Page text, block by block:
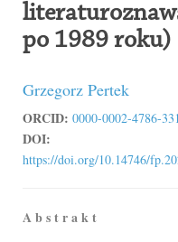
po 1989 roku)
Grzegorz Pertek
ORCID: 0000-0002-4786-
DOI:
https://doi.org/10.14746/
A b s t r a k t